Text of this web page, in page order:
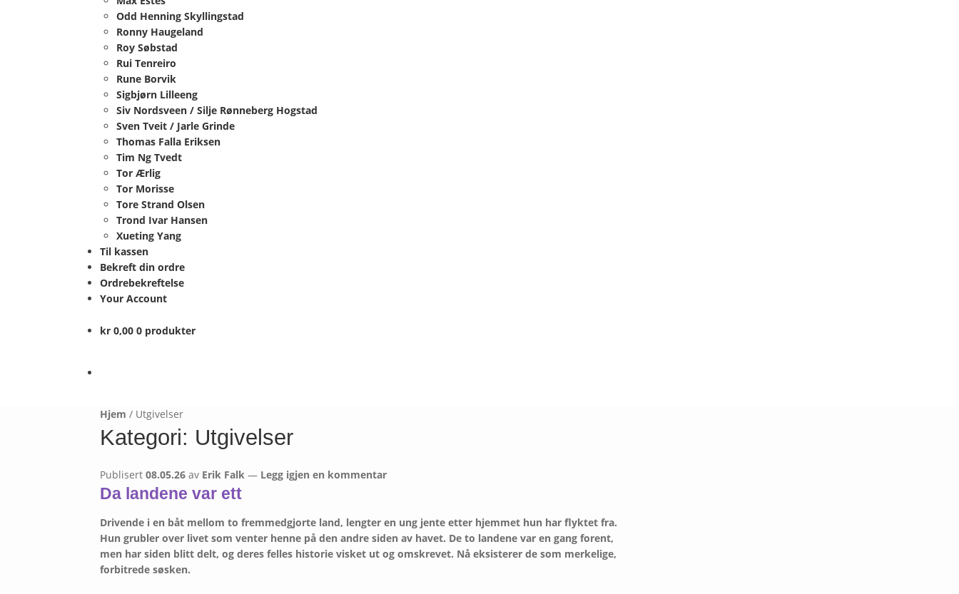
Odd Henning Skyllingstad
Ronny Haugeland
Roy Søbstad
Rui Tenreiro
Rune Borvik
Sigbjørn Lilleeng
Siv Nordsveen / Silje Rønneberg Hogstad
Sven Tveit / Jarle Grinde
Thomas Falla Eriksen
Tim Ng Tvedt
Tor Ærlig
Tor Morisse
Tore Strand Olsen
Trond Ivar Hansen
Xueting Yang
Til kassen
Bekreft din ordre
Ordrebekreftelse
Your Account
kr 0,00 0 produkter
Hjem / Utgivelser
Kategori: Utgivelser
Publisert08.05.26 av Erik Falk — Legg igjen en kommentar
Da landene var ett
Drivende i en båt mellom to fremmedgjorte land, lengter en ung jente etter hjemmet hun har flyktet fra.
Hun grubler over livet som venter henne på den andre siden av havet. De to landene var en gang forent,
men har siden blitt delt, og deres felles historie visket ut og omskrevet. Nå eksisterer de som merkelige,
forbitrede søsken.